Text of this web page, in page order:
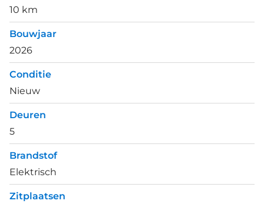
10 km
Bouwjaar
2026
Conditie
Nieuw
Deuren
5
Brandstof
Elektrisch
Zitplaatsen